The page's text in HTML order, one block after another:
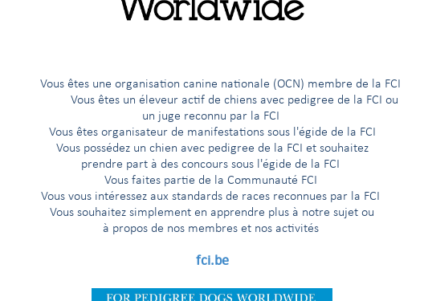
Vous êtes une organisation canine nationale (OCN) membre de la FCI
Vous êtes un éleveur actif de chiens avec pedigree de la FCI ou
un juge reconnu par la FCI
Vous êtes organisateur de manifestations sous l'égide de la FCI
Vous possédez un chien avec pedigree de la FCI et souhaitez
prendre part à des concours sous l'égide de la FCI
Vous faites partie de la Communauté FCI
Vous vous intéressez aux standards de races reconnues par la FCI
Vous souhaitez simplement en apprendre plus à notre sujet ou
à propos de nos membres et nos activités
fci.be